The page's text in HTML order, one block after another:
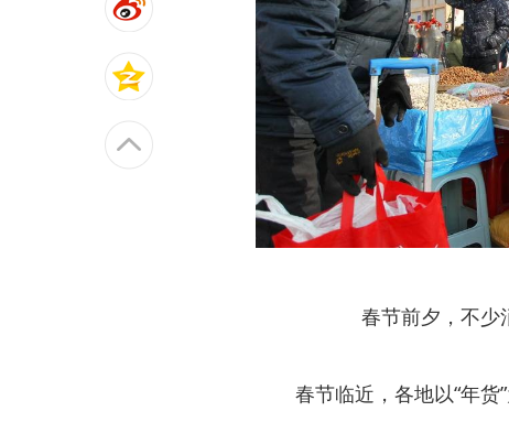
春节前夕，不少
春节临近，各地以“年货”